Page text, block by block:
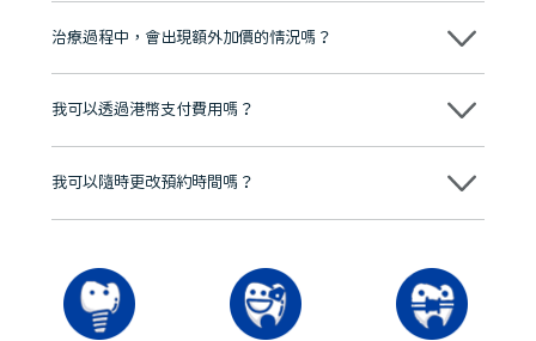
至今已服務超過三十個國家和地區的顧客，受到粵港澳大灣區及周邊城
市市民極高的口碑評價及信任推薦 珠海、深圳設有八大分院，香港亦設
有咨詢及服務保障中心，有任何問題都可以隨時預約免費咨詢，讓人十
治療過程中，會出現額外加價的情況嗎？
不會，治療前我們會詳細說明治療方案及對應的價錢，顧客同意並簽字
我可以透過港幣支付費用嗎？
可以。維港口腔會按照當日匯率轉算收取費用，而匯率會及時告知客人
我可以隨時更改預約時間嗎？
可以，請盡早通過wechat或whatsapp聯絡我們，告知我們你原本預約